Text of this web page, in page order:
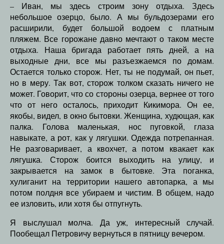
– Иван, мы здесь строим зону отдыха. Здесь
небольшое озерцо, было. А мы бульдозерами его
расширили, будет большой водоем с платным
пляжем. Все горожане давно мечтают о таком месте
отдыха. Наша бригада работает пять дней, а на
выходные дни, все мы разъезжаемся по домам.
Остается только сторож. Нет, ты не подумай, он пьет,
но в меру. Так вот, сторож толком сказать ничего не
может. Говорит, что со стороны озерца, вернее от того
что от него осталось, приходит Кикимора. Он ее,
якобы, видел, в окно бытовки. Женщина, худющая, как
палка. Голова маленькая, нос пуговкой, глаза
навыкате, а рот, как у лягушки. Одежда потрепанная.
Не разговаривает, а квохчет, а потом квакает как
лягушка. Сторож боится выходить на улицу, и
закрывается на замок в бытовке. Эта поганка,
хулиганит на территории нашего автопарка, а мы
потом полдня все убираем и чистим. В общем, надо
ее изловить, или хотя бы отпугнуть.
Я выслушал молча. Да уж, интересный случай.
Пообещал Петровичу вернуться в пятницу вечером.